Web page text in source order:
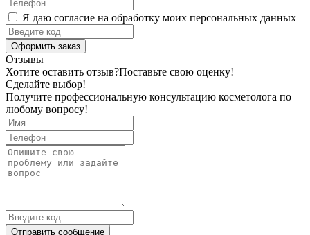
Я даю согласие на обработку моих персональных данных
Оформить заказ
Отзывы
Хотите оставить отзыв?Поставьте свою оценку!
Сделайте выбор!
Получите профессиональную консультацию косметолога по
любому вопросу!
Отправить сообщение